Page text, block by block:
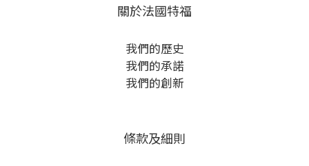
關於法國特福
我們的歷史
我們的承諾
我們的創新
條款及細則